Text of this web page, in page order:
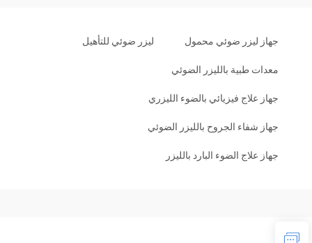
جهاز ليزر ضوئي محمول ليزر ضوئي للتأهيل
معدات طبية بالليزر الضوئي
جهاز علاج فيزيائي بالضوء الليزري
جهاز شفاء الجروح بالليزر الضوئي
جهاز علاج الضوء البارد بالليزر